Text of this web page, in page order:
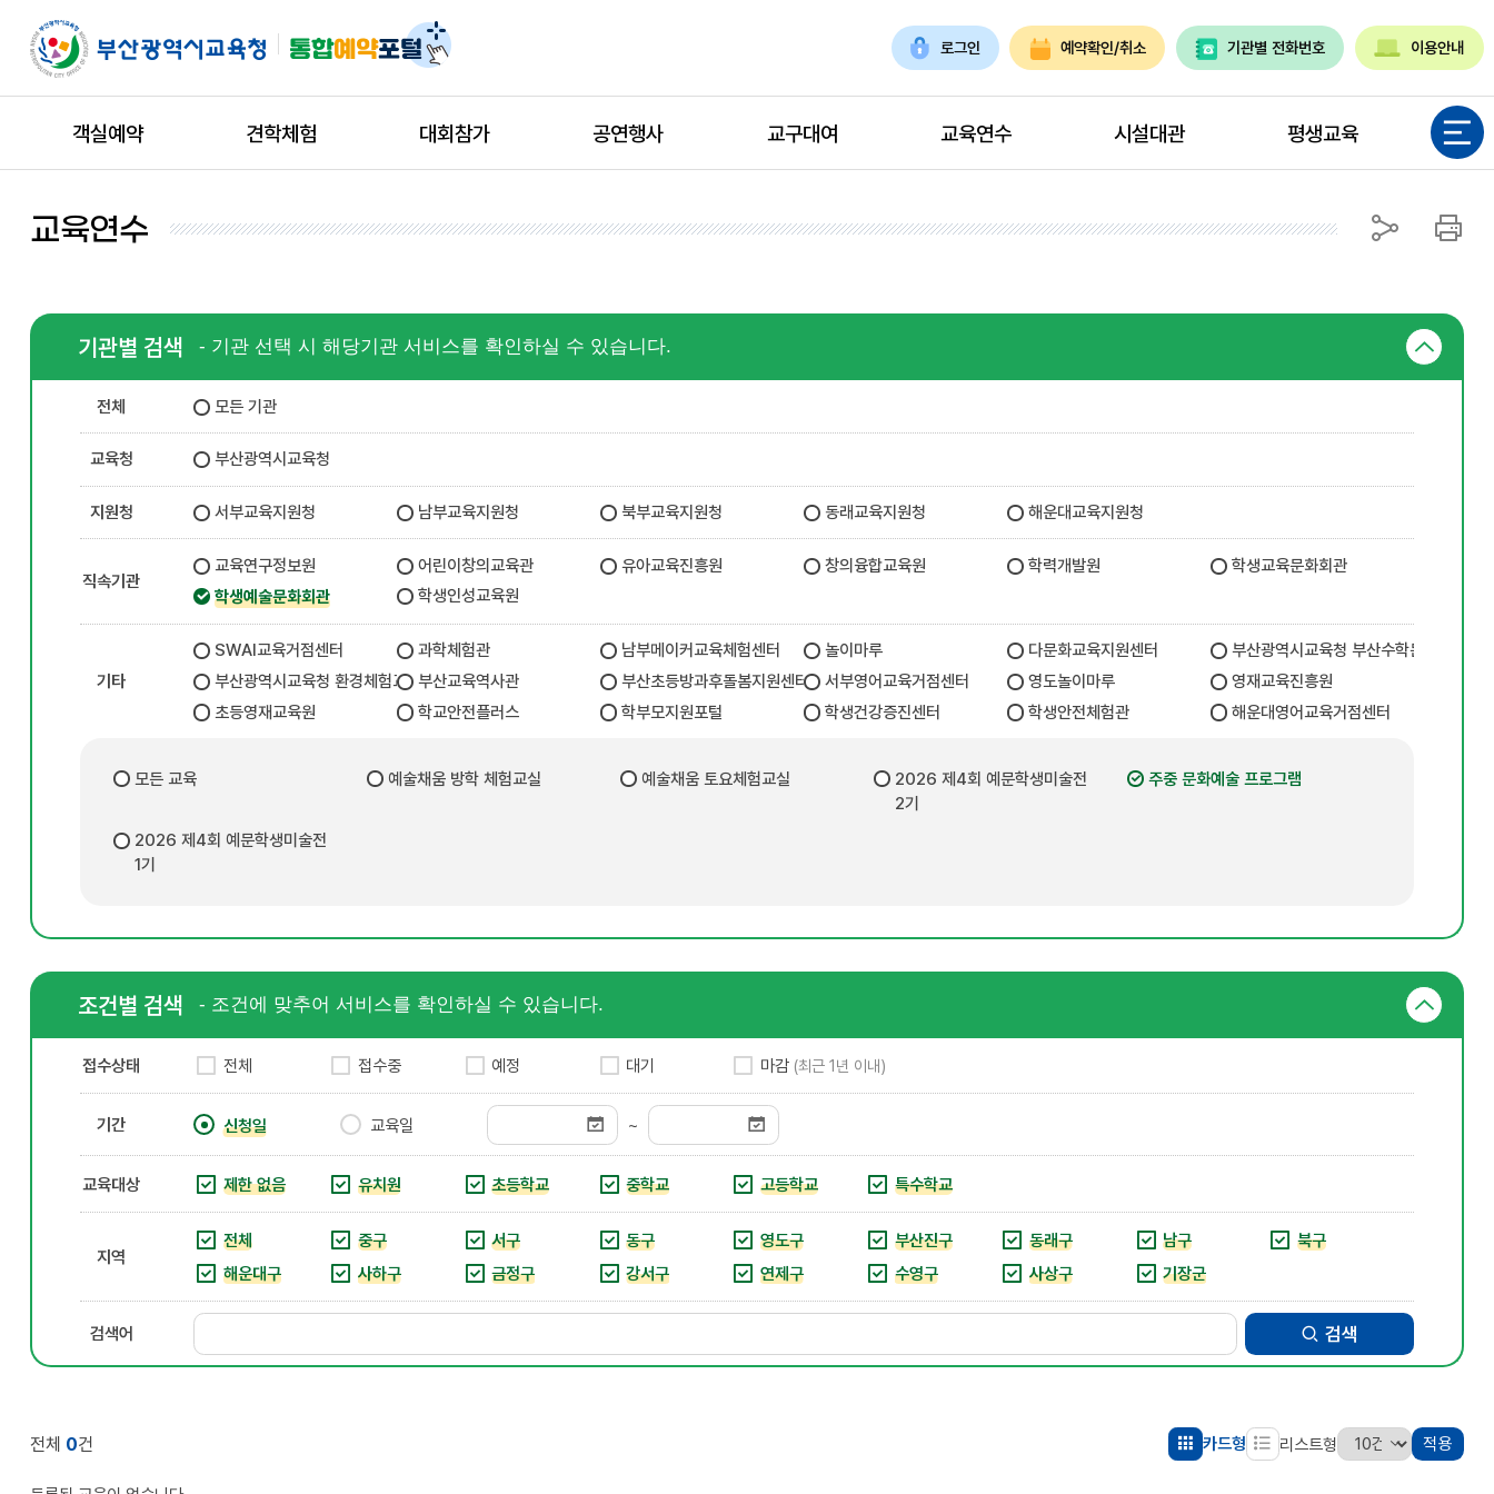
로그인 예약확인/취소 기관별 전화번호 이용안내
객실예약 견학체험 대회참가 공연행사 교구대여 교육연수 시설대관 평생교육 전체메뉴
교육연수 공유 인쇄
기관별 검색 - 기관 선택 시 해당기관 서비스를 확인하실 수 있습니다.
전체 모든 기관
교육청 부산광역시교육청
지원청 서부교육지원청 남부교육지원청 북부교육지원청 동래교육지원청 해운대교육지원청
직속기관
교육연구정보원 어린이창의교육관 유아교육진흥원 창의융합교육원 학력개발원
학생교육문화회관
학생예술문화회관
학생인성교육원
기타
SWAI교육거점센터 과학체험관 남부메이커교육체험센터 놀이마루 다문화교육지원센터
부산광역시교육청 부산수학문화관
부산광역시교육청 환경체험교육관부산교육역사관 부산초등방과후돌봄지원센터 서부영어교육거점센터 영도놀이마루
영재교육진흥원
초등영재교육원
학교안전플러스 학부모지원포털 학생건강증진센터 학생안전체험관 해운대영어교육거점센터
모든 교육 예술채움 방학 체험교실 예술채움 토요체험교실
2026 제4회 예문학생미술전
2기
주중 문화예술 프로그램
2026 제4회 예문학생미술전
1기
조건별 검색 - 조건에 맞추어 서비스를 확인하실 수 있습니다.
접수상태 전체 접수중 예정 대기 마감 (최근 1년 이내)
기간 신청일 교육일 ~
교육대상 제한 없음 유치원 초등학교 중학교 고등학교 특수학교
지역
전체 중구 서구 동구 영도구 부산진구 동래구 남구
북구
해운대구
사하구 금정구 강서구 연제구 수영구 사상구 기장군
검색어 검색
전체 0건 카드형 리스트형 적용